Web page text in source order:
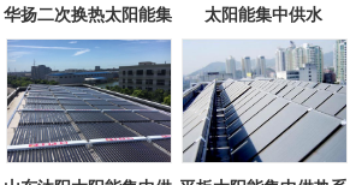
华扬二次换热太阳能集
中系统
太阳能集中供水